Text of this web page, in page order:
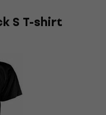
S T-shirt